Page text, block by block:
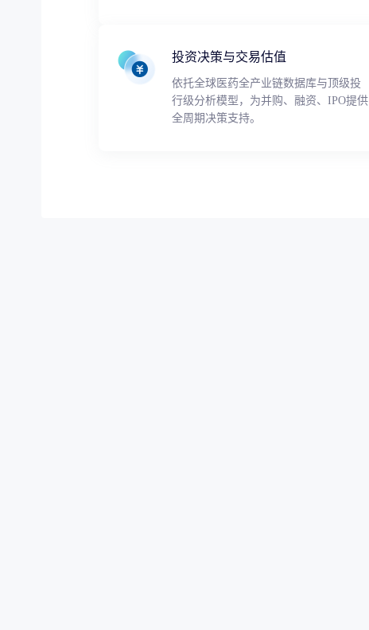
投资决策与交易估值
依托全球医药全产业链数据库与顶级投
行级分析模型，为并购、融资、IPO提供
全周期决策支持。